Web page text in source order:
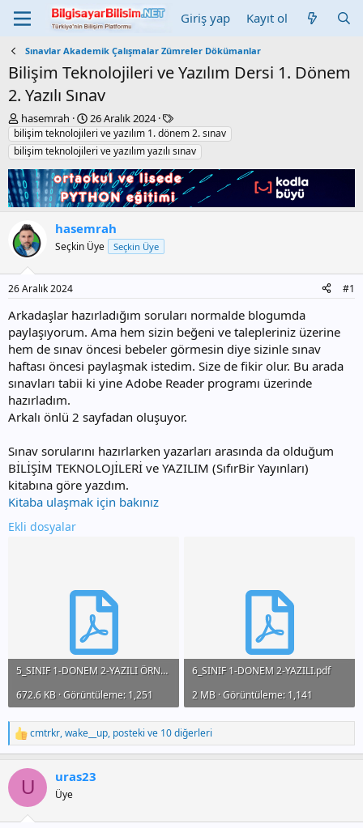
Giriş yap Kayıt ol
Sınavlar Akademik Çalışmalar Zümreler Dökümanlar
Bilişim Teknolojileri ve Yazılım Dersi 1. Dönem
2. Yazılı Sınav
K
o
n
b
u
y
u
a
ş
a
t
n
hasemrah
B
a
ş
l
a
n
g
ç
t
r
i
26 Aralık 2024
E
t
i
k
e
t
l
bilişim teknolojileri ve yazılım 1. dönem 2. sınav
bilişim teknolojileri ve yazılım yazılı sınav
hasemrah
Seçkin Üye Seçkin Üye
26 Aralık 2024 #1
Arkadaşlar hazırladığım soruları normalde blogumda
paylaşıyorum. Ama hem sizin beğeni ve talepleriniz üzerine
hem de sınav öncesi bebeler görmesin diye sizinle sınav
haftası öncesi paylaşmak istedim. Size de fikir olur. Bu arada
sınavları tabii ki yine Adobe Reader programı üzerinde
hazırladım.
Arkalı önlü 2 sayfadan oluşuyor.
Sınav sorularını hazırlarken yazarları arasında da olduğum
BİLİŞİM TEKNOLOJİLERİ ve YAZILIM (SıfırBir Yayınları)
kitabına göre yazdım.
Kitaba ulaşmak için bakınız
Ekli dosyalar
5_SINIF 1-DONEM 2-YAZILI ÖRNEK.pdf
672.6 KB · Görüntüleme: 1,251
6_SINIF 1-DONEM 2-YAZILI.pdf
2 MB · Görüntüleme: 1,141
T
e
k
l
cmtrkr,wake__up, posteki ve 10 diğerleri
U uras23
Üye